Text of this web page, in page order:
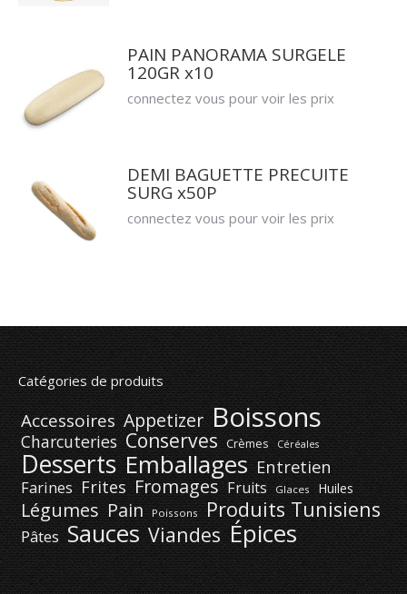
PAIN PANORAMA SURGELE
120GR x10
connectez vous pour voir les prix
DEMI BAGUETTE PRECUITE
SURG x50P
connectez vous pour voir les prix
Catégories de produits
Accessoires Appetizer Boissons
Charcuteries Conserves Crèmes Céréales
Desserts Emballages Entretien
Farines Frites Fromages Fruits Glaces Huiles
Légumes Pain Poissons Produits Tunisiens
Pâtes Sauces Viandes Épices